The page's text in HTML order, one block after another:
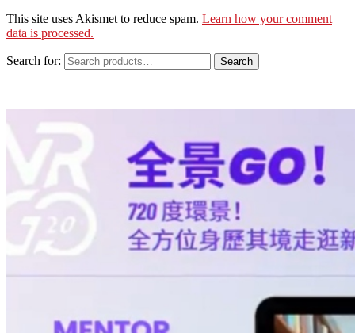
This site uses Akismet to reduce spam. Learn how your comment
data is processed.
Search for: Search